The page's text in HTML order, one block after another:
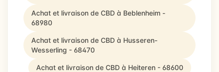
Achat et livraison de CBD à Beblenheim -
68980
Achat et livraison de CBD à Husseren-
Wesserling - 68470
Achat et livraison de CBD à Heiteren - 68600